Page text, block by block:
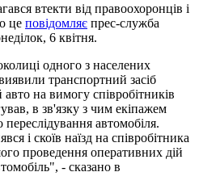
втекти від правоохоронців і
це повідомляє прес-служба
6 квітня.
одного з населених
транспортний засіб
на вимогу співробітників
в зв'язку з чим екіпажем
автомобіля.
і скоїв наїзд на співробітника
проведення оперативних дій
- сказано в